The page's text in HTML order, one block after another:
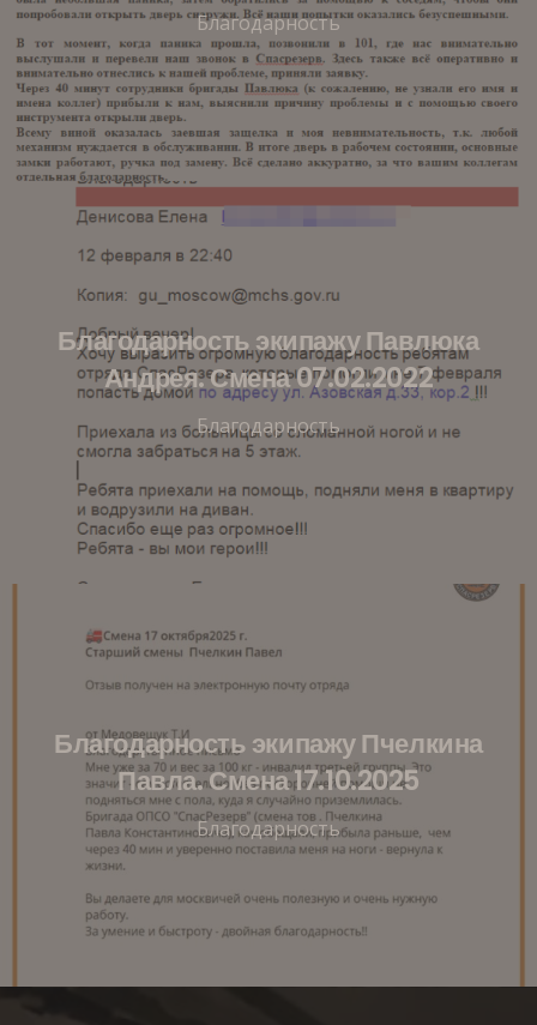
Благодарность
Благодарность экипажу Павлюка
Андрея. Смена 07.02.2022
Благодарность
Благодарность экипажу Пчелкина
Павла. Смена 17.10.2025
Благодарность